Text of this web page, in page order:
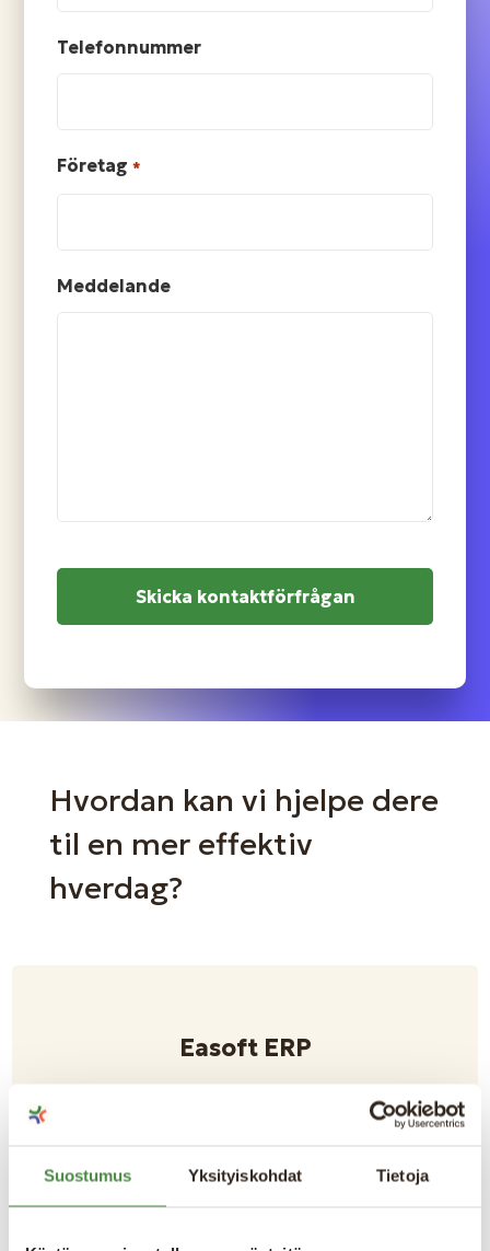
Suostumus Yksityiskohdat Tietoja
Telefonnummer
Företag *
Meddelande
CAPTCHA
Hvordan kan vi hjelpe dere
til en mer effektiv
hverdag?
Easoft ERP
Rådgivning og salg